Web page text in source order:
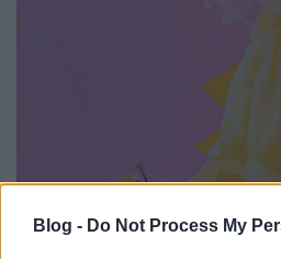
Blog - Do Not Process My